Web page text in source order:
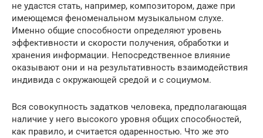
не удастся стать, например, композитором, даже при
имеющемся феноменальном музыкальном слухе.
Именно общие способности определяют уровень
эффективности и скорости получения, обработки и
хранения информации. Непосредственное влияние
оказывают они и на результативность взаимодействия
индивида с окружающей средой и с социумом.
Вся совокупность задатков человека, предполагающая
наличие у него высокого уровня общих способностей,
как правило, и считается одаренностью. Что же это